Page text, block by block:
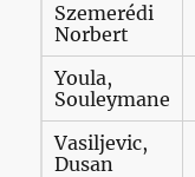
Szemerédi
Norbert
Youla,
Souleymane
Vasiljevic,
Dusan